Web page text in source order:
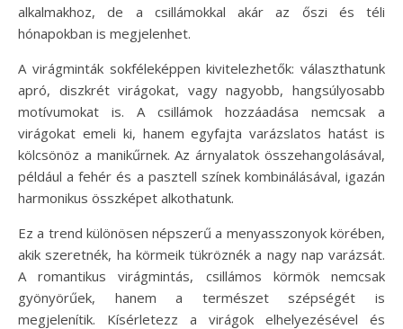
alkalmakhoz, de a csillámokkal akár az őszi és téli
hónapokban is megjelenhet.
A virágminták sokféleképpen kivitelezhetők: választhatunk
apró, diszkrét virágokat, vagy nagyobb, hangsúlyosabb
motívumokat is. A csillámok hozzáadása nemcsak a
virágokat emeli ki, hanem egyfajta varázslatos hatást is
kölcsönöz a manikűrnek. Az árnyalatok összehangolásával,
például a fehér és a pasztell színek kombinálásával, igazán
harmonikus összképet alkothatunk.
Ez a trend különösen népszerű a menyasszonyok körében,
akik szeretnék, ha körmeik tükröznék a nagy nap varázsát.
A romantikus virágmintás, csillámos körmök nemcsak
gyönyörűek, hanem a természet szépségét is
megjelenítik. Kísérletezz a virágok elhelyezésével és